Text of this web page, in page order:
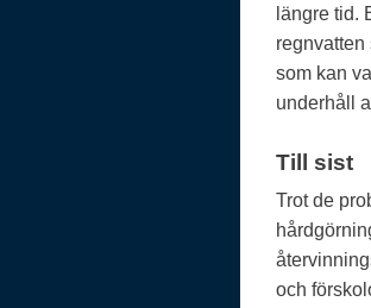
längre tid.
som kan
underhåll
Till sist
Trot de
och